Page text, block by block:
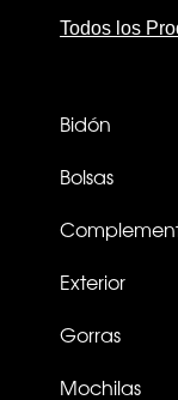
Todos los
Bidón
Bolsas
Exterior
Gorras
Mochilas